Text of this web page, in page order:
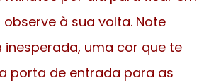
à sua volta. Note
uma cor que te
porta de entrada para as